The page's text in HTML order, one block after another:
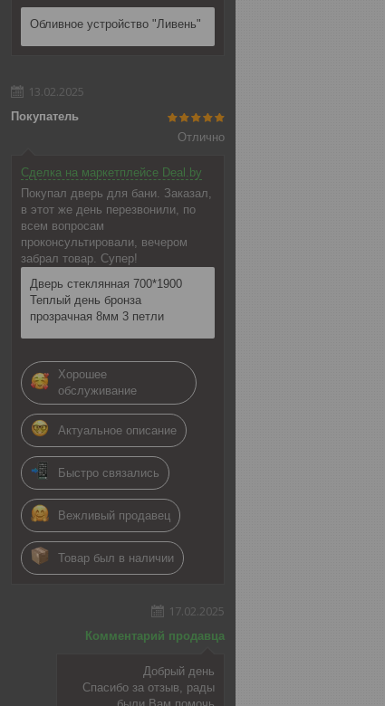
Обливное устройство "Ливень"
13.02.2025
Покупатель
Отлично
Сделка на маркетплейсе Deal.by
Покупал дверь для бани. Заказал,
в этот же день перезвонили, по
всем вопросам
проконсультировали, вечером
забрал товар. Супер!
Дверь стеклянная 700*1900
Теплый день бронза
прозрачная 8мм 3 петли
Хорошее
обслуживание
Актуальное описание
Быстро связались
Вежливый продавец
Товар был в наличии
17.02.2025
Комментарий продавца
Добрый день
Спасибо за отзыв, рады